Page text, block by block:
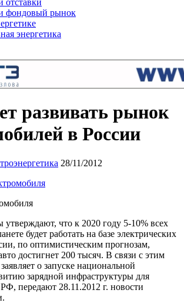
отставки
фондовый рынок
энергетика
развивать рынок
в России
28/11/2012
что к 2020 году 5-10% всех
будет работать на базе электрических
по оптимистическим прогнозам,
достигнет 200 тысяч. В связи с этим
о запуске национальной
зарядной инфраструктуры для
передают 28.11.2012 г. новости